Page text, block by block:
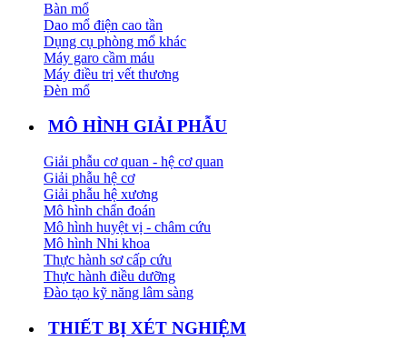
Bàn mổ
Dao mổ điện cao tần
Dụng cụ phòng mổ khác
Máy garo cầm máu
Máy điều trị vết thương
Đèn mổ
MÔ HÌNH GIẢI PHẪU
Giải phẫu cơ quan - hệ cơ quan
Giải phẫu hệ cơ
Giải phẫu hệ xương
Mô hình chẩn đoán
Mô hình huyệt vị - châm cứu
Mô hình Nhi khoa
Thực hành sơ cấp cứu
Thực hành điều dưỡng
Đào tạo kỹ năng lâm sàng
THIẾT BỊ XÉT NGHIỆM